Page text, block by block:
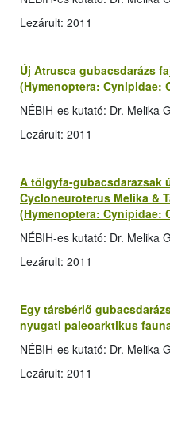
Lezárult: 2011
Új Atrusca gubacsdarázs
(Hymenoptera: Cynipidae:
NÉBIH-es kutató: Dr. Melika
Lezárult: 2011
A tölgyfa-gubacsdarazsak
Cycloneuroterus Melika &
(Hymenoptera: Cynipidae:
NÉBIH-es kutató: Dr. Melika
Lezárult: 2011
Egy társbérlő
nyugati paleoarktikus
NÉBIH-es kutató: Dr. Melika
Lezárult: 2011